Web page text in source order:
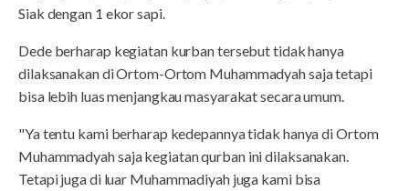
Siak dengan 1 ekor sapi.
Dede berharap kegiatan kurban tersebut tidak hanya
dilaksanakan di Ortom-Ortom Muhammadyah saja tetapi
bisa lebih luas menjangkau masyarakat secara umum.
"Ya tentu kami berharap kedepannya tidak hanya di Ortom
Muhammadyah saja kegiatan qurban ini dilaksanakan.
Tetapi juga di luar Muhammadiyah juga kami bisa